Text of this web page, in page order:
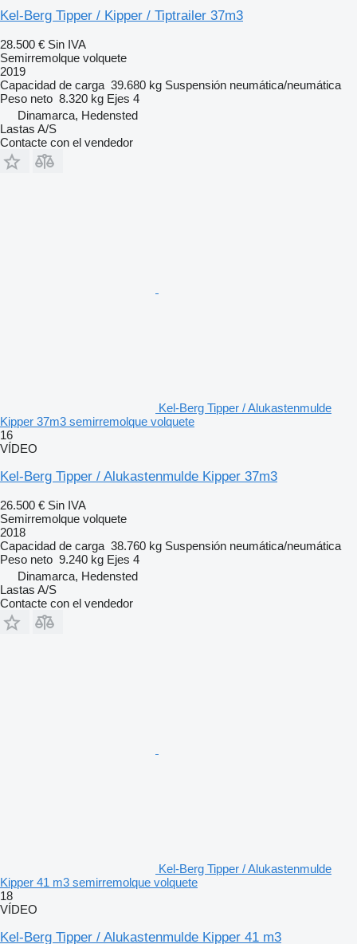
Kel-Berg Tipper / Kipper / Tiptrailer 37m3
28.500 € Sin IVA
Semirremolque volquete
2019
Capacidad de carga 39.680 kg Suspensión neumática/neumática
Peso neto 8.320 kg Ejes 4
Dinamarca, Hedensted
Lastas A/S
Contacte con el vendedor
Kel-Berg Tipper / Alukastenmulde
Kipper 37m3 semirremolque volquete
16
VÍDEO
Kel-Berg Tipper / Alukastenmulde Kipper 37m3
26.500 € Sin IVA
Semirremolque volquete
2018
Capacidad de carga 38.760 kg Suspensión neumática/neumática
Peso neto 9.240 kg Ejes 4
Dinamarca, Hedensted
Lastas A/S
Contacte con el vendedor
Kel-Berg Tipper / Alukastenmulde
Kipper 41 m3 semirremolque volquete
18
VÍDEO
Kel-Berg Tipper / Alukastenmulde Kipper 41 m3